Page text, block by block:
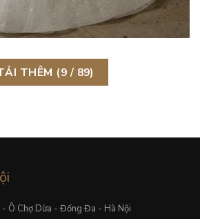
THÊM (9 / 89)
Ô Chợ Dừa - Đống Đa - Hà Nội